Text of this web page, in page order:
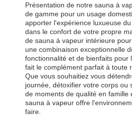
Présentation de notre sauna à
de gamme pour un usage
apporter l'expérience luxueuse
dans le confort de votre propre
de sauna à vapeur intérieure
une combinaison exceptionnelle
fonctionnalité et de bienfaits pour
fait le complément parfait à toute
Que vous souhaitiez vous
journée, détoxifier votre corps ou
de moments de qualité en famille
sauna à vapeur offre
faire.